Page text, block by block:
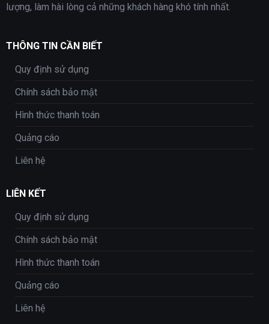
lượng, làm hài lòng cả những khách hàng khó tính nhất.
THÔNG TIN CẦN BIẾT
Quy định sử dụng
Chính sách bảo mật
Hình thức thanh toán
Quảng cáo
Liên hệ
LIÊN KẾT
Quy định sử dụng
Chính sách bảo mật
Hình thức thanh toán
Quảng cáo
Liên hệ